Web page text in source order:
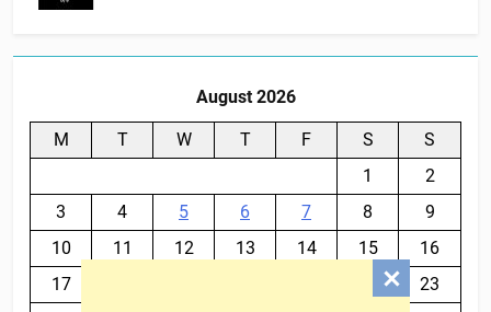
August 2026
M T W T F S
S
1
2
3
4 5 6 7 8
9
10
11 12 13 14 15
16
17
23